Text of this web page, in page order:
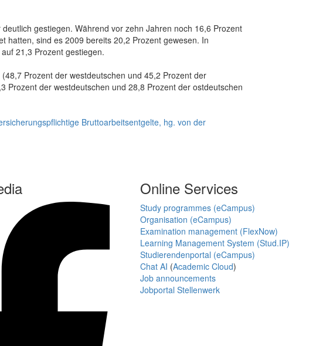
gestiegen. Während vor zehn Jahren noch 16,6 Prozent
hatten, sind es 2009 bereits 20,2 Prozent gewesen. In
21,3 Prozent gestiegen.
Prozent der westdeutschen und 45,2 Prozent der
Prozent der westdeutschen und 28,8 Prozent der ostdeutschen
Bruttoarbeitsentgelte, hg. von der
Online Services
Study programmes (eCampus)
Organisation (eCampus)
Examination management (FlexNow)
Learning Management System (Stud.IP)
Studierendenportal (eCampus)
Chat AI (Academic Cloud)
Job announcements
Jobportal Stellenwerk